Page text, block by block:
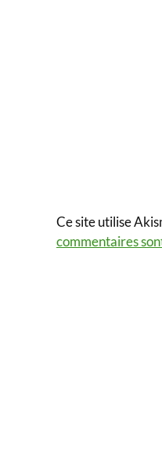
Ce site utilise
commentaires